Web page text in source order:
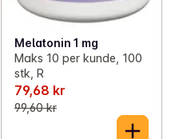
Melatonin 1 mg
Maks 10 per kunde, 100
stk, R
79,68 kr
99,60 kr